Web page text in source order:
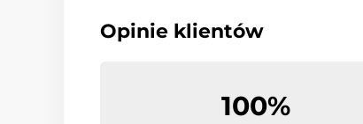
Opinie klientów
100%